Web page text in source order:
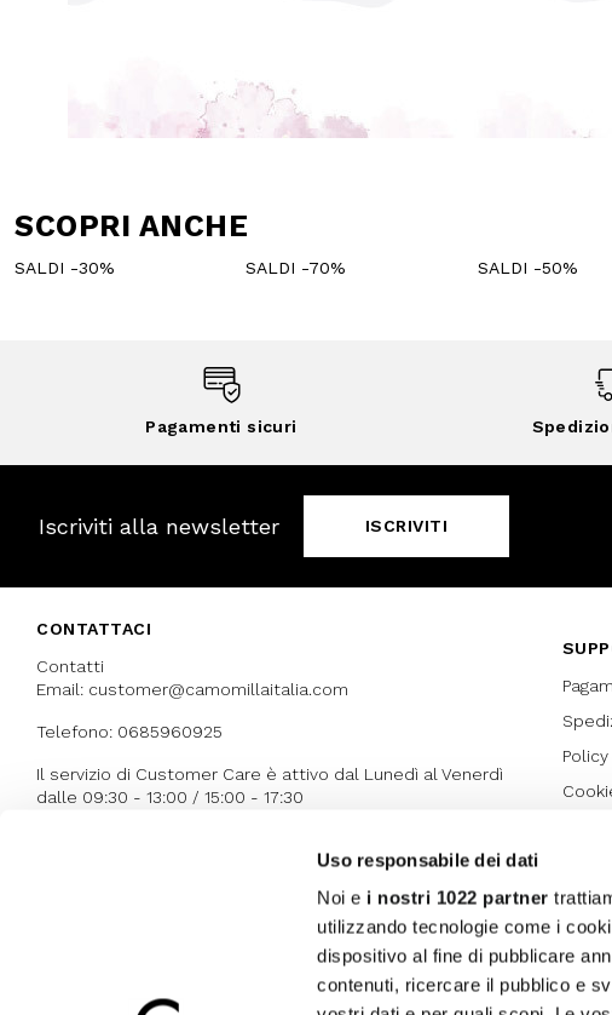
Uso responsabile dei dati
Noi e i nostri 1022 partner
utilizzando tecnologie come i
dispositivo al fine di pubblicare
contenuti, ricercare il pubblico e
SCOPRI ANCHE
SALDI -30% SALDI -70% SALDI -50%
Pagamenti sicuri
Iscriviti alla newsletter ISCRIVITI
CONTATTACI
Contatti
Email: customer@camomillaitalia.com
Telefono: 0685960925
Il servizio di Customer Care è attivo dal Lunedì al Venerdì
dalle 09:30 - 13:00 / 15:00 - 17:30